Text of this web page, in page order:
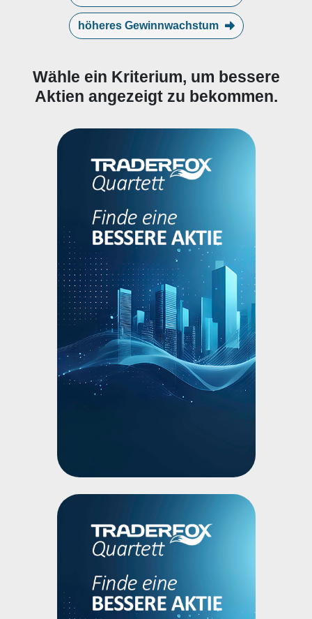
höheres Gewinnwachstum
Wähle ein Kriterium, um bessere
Aktien angezeigt zu bekommen.